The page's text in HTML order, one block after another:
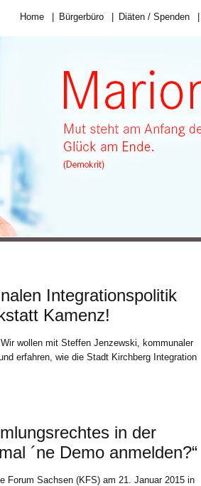
Home Bürgerbüro Diäten / Spenden
Integrationspolitik
Kamenz!
wollen mit Steffen Jenzewski, kommunaler
erfahren, wie die Stadt Kirchberg Integration
in der
´ne Demo anmelden?“
Forum Sachsen (KFS) am 21. Januar 2015 in